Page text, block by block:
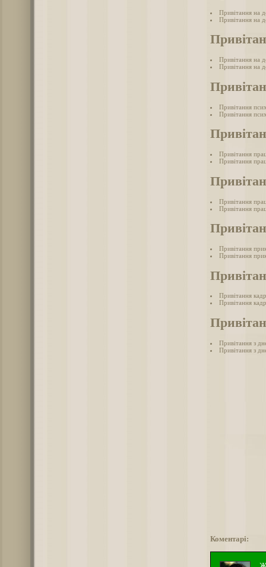
Привітання на
Привітання на
Привітання на
Привітання на
Привітання
Привітання
Привітання
Привітання
Привітання
Привітання
Привітання
Привітання
Привітання
Привітання
Привітання з
Привітання з
Коментарі: